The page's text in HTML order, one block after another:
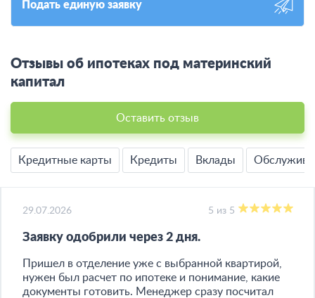
Подать единую заявку
Отзывы об ипотеках под материнский
капитал
Оставить отзыв
Кредитные карты Кредиты Вклады
29.07.2026 5 из 5
Заявку одобрили через 2 дня​.
Пришел в отделение уже с выбранной квартирой,
нужен был расчет по ипотеке и понимание, какие
документы готовить. Менеджер сразу посчитал